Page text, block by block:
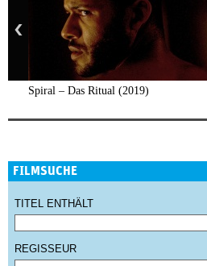
Spiral – Das Ritual (2019)
FILMSUCHE
TITEL ENTHÄLT
REGISSEUR